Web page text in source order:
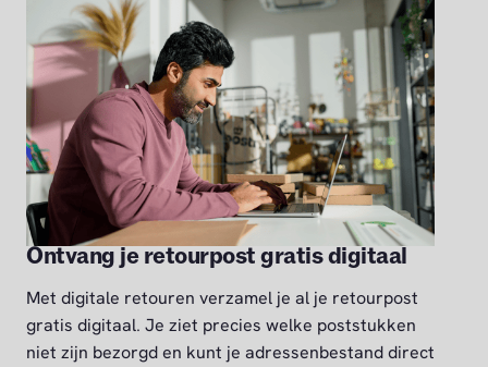
Ontvang je retourpost gratis digitaal
Met digitale retouren verzamel je al je retourpost
gratis digitaal. Je ziet precies welke poststukken
niet zijn bezorgd en kunt je adressenbestand direct